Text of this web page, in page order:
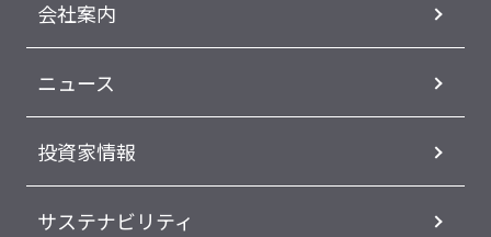
会社案内
ニュース
投資家情報
サステナビリティ